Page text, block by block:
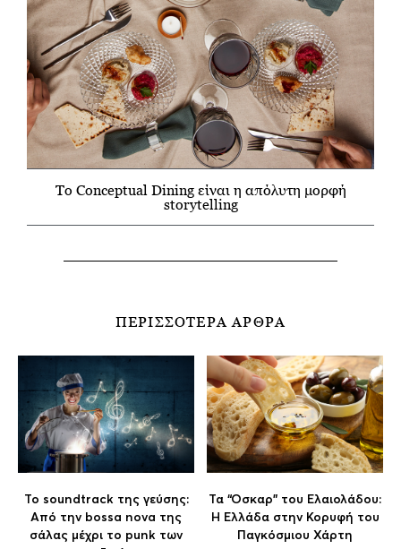
Το Conceptual Dining είναι η απόλυτη μορφή
storytelling
ΠΕΡΙΣΣΟΤΕΡΑ ΑΡΘΡΑ
Το soundtrack της γεύσης:
Aπό την bossa nova της
σάλας μέχρι το punk των
Τα “Οσκαρ” του Ελαιολάδου:
Η Ελλάδα στην Κορυφή του
Παγκόσμιου Χάρτη